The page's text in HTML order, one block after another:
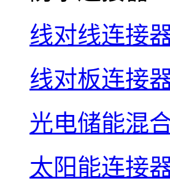
线对线连接
线对板连接
光电储能混
太阳能连接